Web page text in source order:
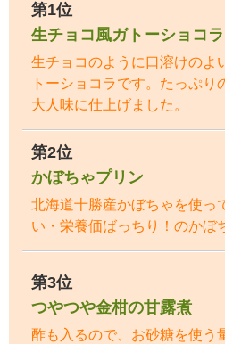
第1位
生チョコ風ガトーショコラ
生チョコのように口溶けのよ
トーショコラです。たっぷり
大人味に仕上げました。
第2位
かぼちゃプリン
北海道十勝産かぼちゃを使っ
い・栄養価ばっちり！のかぼ
第3位
つやつや金柑の甘露煮
酢も入るので、お砂糖を使う